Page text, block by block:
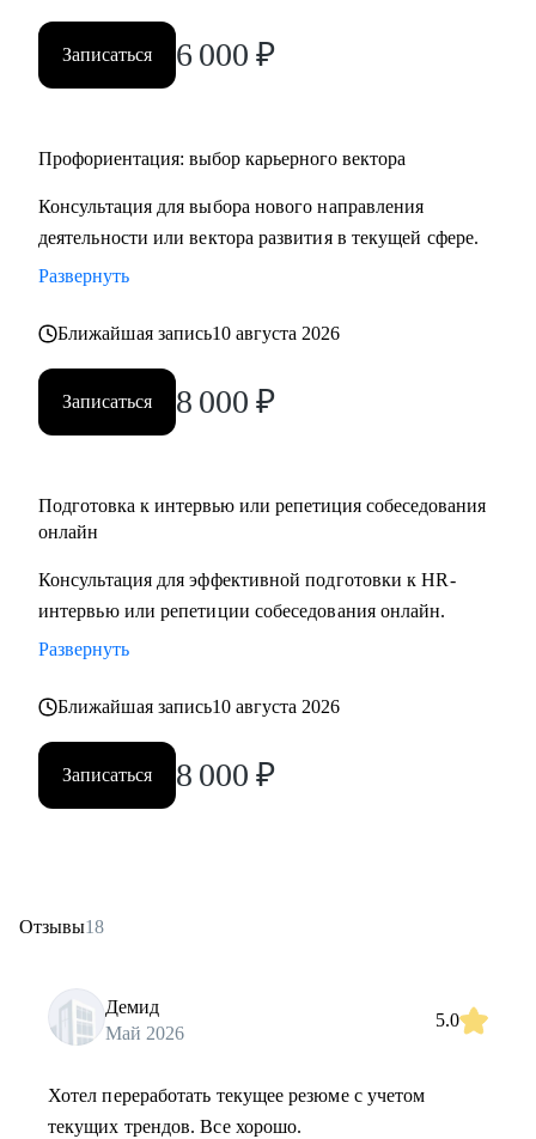
• HR и рекрутерам
• Специалистам в продажах и развитии бизнеса
Записаться 6 000 ₽
Профориентация: выбор карьерного вектора
Консультация для выбора нового направления
деятельности или вектора развития в текущей сфере.
Развернуть
Ближайшая запись10 августа 2026
Записаться 8 000 ₽
Подготовка к интервью или репетиция собеседования
онлайн
Консультация для эффективной подготовки к HR-
интервью или репетиции собеседования онлайн.
Развернуть
Ближайшая запись10 августа 2026
Записаться 8 000 ₽
Отзывы18
Демид
Май 2026
5.0
Хотел переработать текущее резюме с учетом
текущих трендов. Все хорошо.